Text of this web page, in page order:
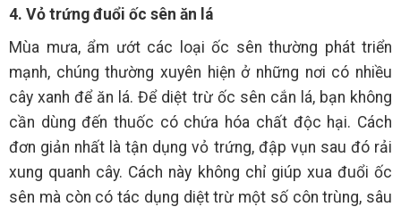
4. Vỏ trứng đuổi ốc sên ăn lá
Mùa mưa, ẩm ướt các loại ốc sên thường phát triển
mạnh, chúng thường xuyên hiện ở những nơi có nhiều
cây xanh để ăn lá. Để diệt trừ ốc sên cắn lá, bạn không
cần dùng đến thuốc có chứa hóa chất độc hại. Cách
đơn giản nhất là tận dụng vỏ trứng, đập vụn sau đó rải
xung quanh cây. Cách này không chỉ giúp xua đuổi ốc
sên mà còn có tác dụng diệt trừ một số côn trùng, sâu